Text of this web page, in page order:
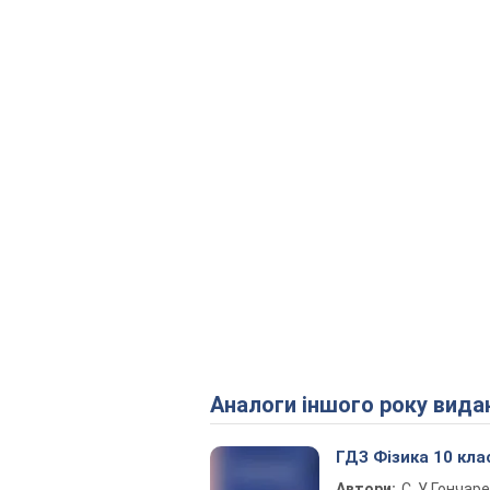
Аналоги іншого року
ГДЗ Фізика 10